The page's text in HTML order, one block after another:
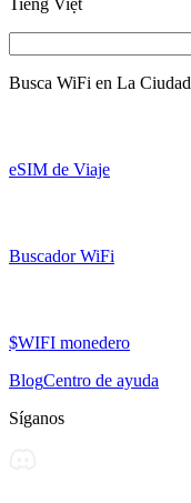
Busca WiFi en La Ciudad
eSIM de Viaje
Buscador WiFi
$WIFI monedero
BlogCentro de ayuda
Síganos